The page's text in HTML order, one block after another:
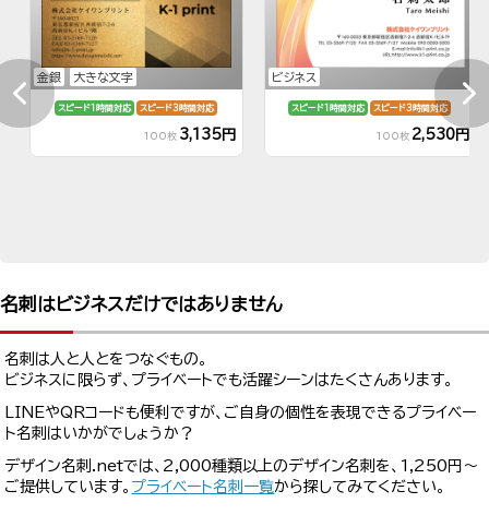
金銀 大きな文字
スピード1時間対応 スピード3時間対応
100枚 3,135円
ビジネス
スピード1時間対応 スピード3時間対応
100枚 2,530円
名刺はビジネスだけではありません
名刺は人と人とをつなぐもの。
ビジネスに限らず、プライベートでも活躍シーンはたくさんあります。
LINEやQRコードも便利ですが、ご自身の個性を表現できるプライベー
ト名刺はいかがでしょうか？
デザイン名刺.netでは、2,000種類以上のデザイン名刺を、1,250円～
ご提供しています。 プライベート名刺一覧から探してみてください。